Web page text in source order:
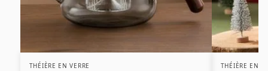
THÉIÈRE EN VERRE THÉIÈRE EN